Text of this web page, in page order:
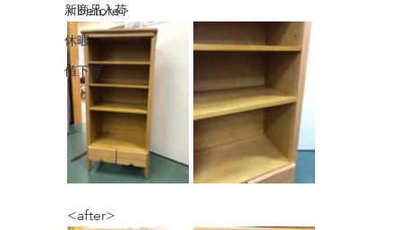
新商品入荷
休暇
値下げ
<before>
<after>